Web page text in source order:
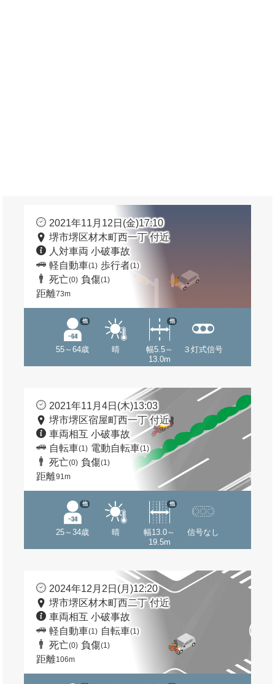
2021年11月12日(金)17:10
堺市堺区材木町西一丁 付近
人対車両 小破事故
軽自動車(1) 歩行者(1)
死亡(0) 負傷(1)
距離73m
55～64歳
他
晴
幅5.5～
13.0m
他
３灯式信号
2021年11月4日(木)13:03
堺市堺区宿屋町西一丁 付近
車両相互 小破事故
自転車(1) 電動自転車(1)
死亡(0) 負傷(1)
距離91m
25～34歳
他
晴
幅13.0～
19.5m
他
信号なし
2024年12月2日(月)12:20
堺市堺区材木町西二丁 付近
車両相互 小破事故
軽自動車(1) 自転車(1)
死亡(0) 負傷(1)
距離106m